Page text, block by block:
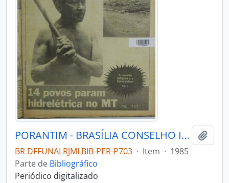
PORANTIM - BRASÍLIA CONSELHO INDIGENISTA MISSIONÁRIO - 1985 - Nº74
BR DFFUNAI RJMI BIB-PER-P703 · Item · 1985
Parte de Bibliográfico
Periódico digitalizado